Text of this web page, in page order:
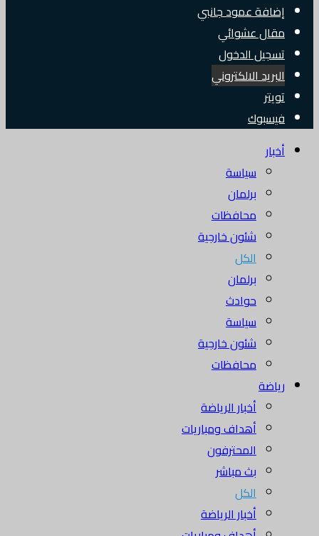
إضافة عمود جانبي
مقال عشوائي
تسجيل الدخول
البريد الالكتروني
تويتر
فيسبوك
أخبار
سياسة
برلمان
محافظات
شئون خارجية
الكل
برلمان
حوادث
سياسة
شئون خارجية
محافظات
رياضة
أخبار الرياضة
أهداف ومباريات
المحترفون
بث مباشر
الكل
أخبار الرياضة